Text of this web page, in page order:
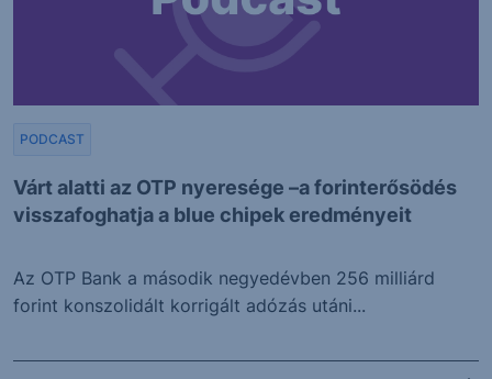
Várt alatti az OTP nyeresége –a forinterősödés
visszafoghatja a blue chipek eredményeit
PODCAST
Az OTP Bank a második negyedévben 256 milliárd
forint konszolidált korrigált adózás utáni...